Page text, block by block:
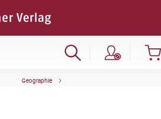
Geographie